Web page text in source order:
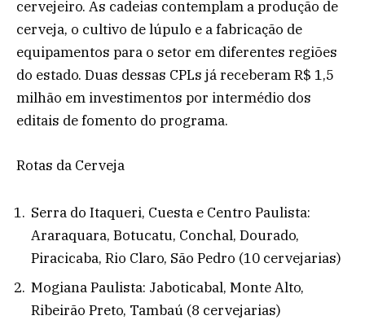
cervejeiro. As cadeias contemplam a produção de
cerveja, o cultivo de lúpulo e a fabricação de
equipamentos para o setor em diferentes regiões
do estado. Duas dessas CPLs já receberam R$ 1,5
milhão em investimentos por intermédio dos
editais de fomento do programa.
Rotas da Cerveja
Serra do Itaqueri, Cuesta e Centro Paulista:
Araraquara, Botucatu, Conchal, Dourado,
Piracicaba, Rio Claro, São Pedro (10 cervejarias)
Mogiana Paulista: Jaboticabal, Monte Alto,
Ribeirão Preto, Tambaú (8 cervejarias)